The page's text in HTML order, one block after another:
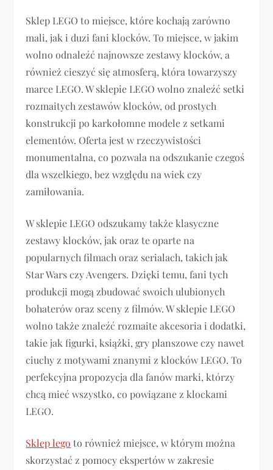
Sklep LEGO to miejsce, które kochają zarówno
mali, jak i duzi fani klocków. To miejsce, w jakim
wolno odnaleźć najnowsze zestawy klocków, a
również cieszyć się atmosferą, która towarzyszy
marce LEGO. W sklepie LEGO wolno znaleźć setki
rozmaitych zestawów klocków, od prostych
konstrukcji po karkołomne modele z setkami
elementów. Oferta jest w rzeczywistości
monumentalna, co pozwala na odszukanie czegoś
dla wszelkiego, bez względu na wiek czy
zamiłowania.
W sklepie LEGO odszukamy także klasyczne
zestawy klocków, jak oraz te oparte na
popularnych filmach oraz serialach, takich jak
Star Wars czy Avengers. Dzięki temu, fani tych
produkcji mogą zbudować swoich ulubionych
bohaterów oraz sceny z filmów. W sklepie LEGO
wolno także znaleźć rozmaite akcesoria i dodatki,
takie jak figurki, książki, gry planszowe czy nawet
ciuchy z motywami znanymi z klocków LEGO. To
perfekcyjna propozycja dla fanów marki, którzy
chcą mieć wszystko, co powiązane z klockami
LEGO.
Sklep lego to również miejsce, w którym można
skorzystać z pomocy ekspertów w zakresie